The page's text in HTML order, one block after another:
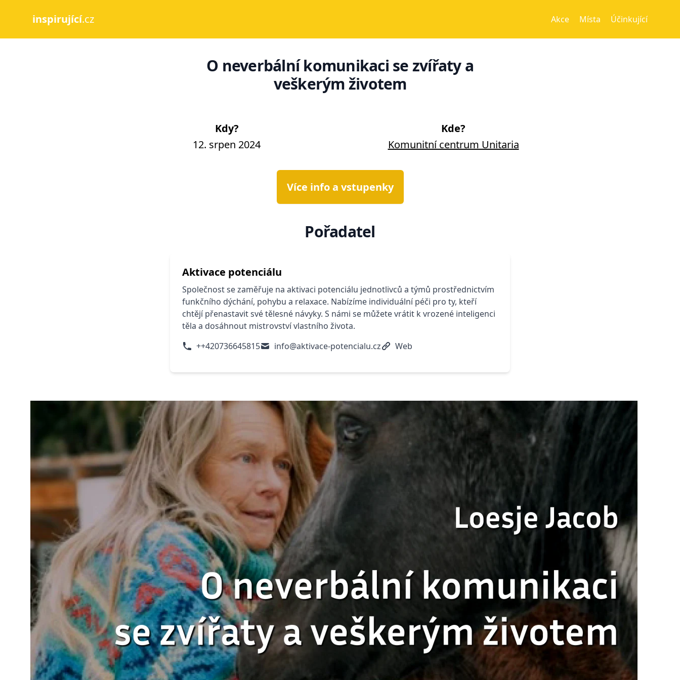
inspirující.cz Akce Místa Účinkující
O neverbální komunikaci se zvířaty a
veškerým životem
Kdy?
12. srpen 2024
Kde?
Komunitní centrum Unitaria
Více info a vstupenky
Pořadatel
Aktivace potenciálu
Společnost se zaměřuje na aktivaci potenciálu jednotlivců a týmů prostřednictvím
funkčního dýchání, pohybu a relaxace. Nabízíme individuální péči pro ty, kteří
chtějí přenastavit své tělesné návyky. S námi se můžete vrátit k vrozené inteligenci
těla a dosáhnout mistrovství vlastního života.
++420736645815
info@aktivace-potencialu.cz Web